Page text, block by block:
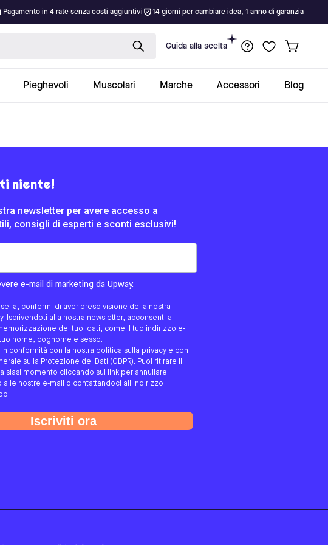
Pagamento in 4 rate senza costi aggiuntivi 14 giorni per cambiare idea, 1 anno di garanzia
Guida alla scelta
Pieghevoli Muscolari Marche Accessori Blog
niente!
newsletter per avere accesso a
consigli di esperti e sconti esclusivi!
contattato/a?
e-mail di marketing da Upway.
confermi di aver preso visione della nostra
Iscrivendoti alla nostra newsletter, acconsenti al
dei tuoi dati, come il tuo indirizzo e-
nome, cognome e sesso.
in conformità con la nostra politica sulla privacy e con
sulla Protezione dei Dati (GDPR). Puoi ritirare il
momento cliccando sul link per annullare
alle nostre e-mail o contattandoci all'indirizzo
Iscriviti ora